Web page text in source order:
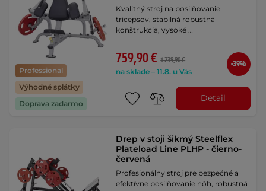
Professional
Výhodné splátky
Doprava zadarmo
Kvalitný stroj na posilňovanie
tricepsov, stabilná robustná
konštrukcia, vysoké …
759,90 € 1 239,90 €
na sklade – 11.8. u Vás
-39%
Detail
Drep v stoji šikmý Steelflex
Plateload Line PLHP - čierno-
červená
Profesionálny stroj pre bezpečné a
efektívne posilňovanie nôh, robustná